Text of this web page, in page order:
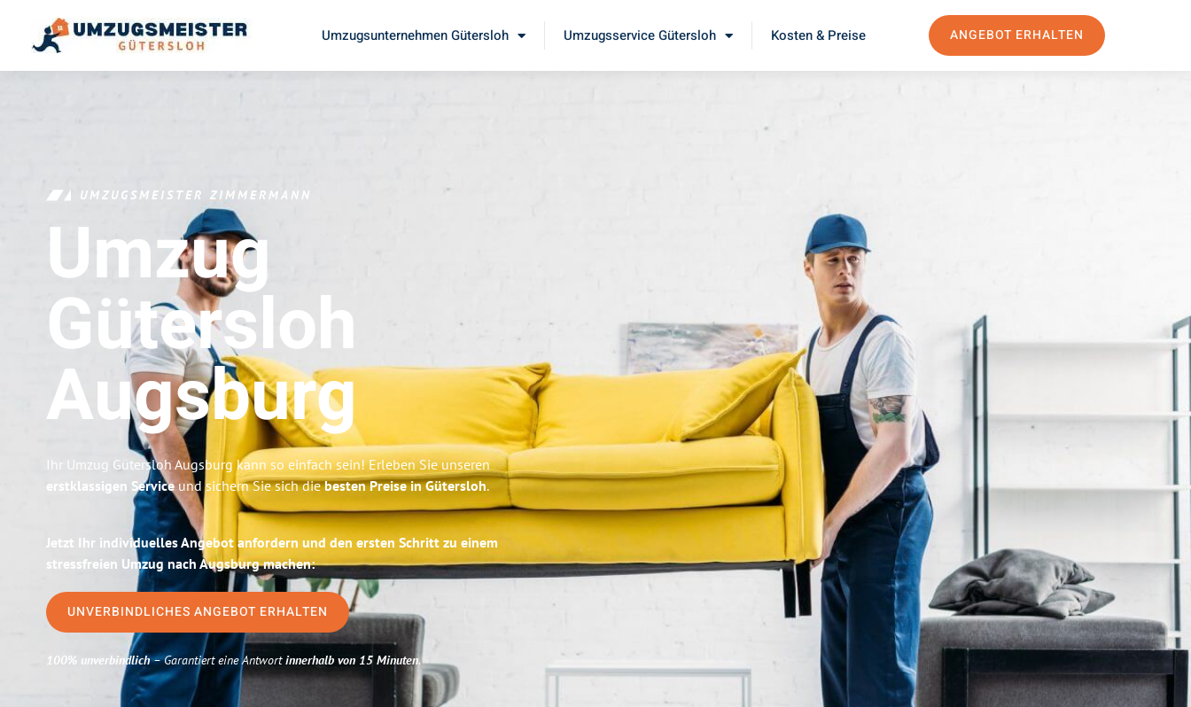
Umzugsunternehmen Gütersloh Umzugsservice Gütersloh Kosten & Preise ANGEBOT ERHALTEN
UMZUGSMEISTER ZIMMERMANN
Umzug
Gütersloh
Augsburg
Ihr Umzug Gütersloh Augsburg kann so einfach sein! Erleben Sie unseren
erstklassigen Serviceund sichern Sie sich diebesten Preise in Gütersloh.
Jetzt Ihr individuelles Angebot anfordern und den ersten Schritt zu einem
stressfreien Umzug nach Augsburg machen:
UNVERBINDLICHES ANGEBOT ERHALTEN
100% unverbindlich– Garantiert eine Antwortinnerhalb von 15 Minuten.